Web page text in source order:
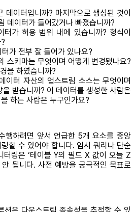
이터입니까? 마지막으로 생성된 것이
데이터가 들어갔거나 빠졌습니까?
가 허용 범위 내에 있습니까? 형식이
가 전부 잘 들어가 있나요?
키마는 무엇이며 어떻게 변경됐나요?
을 하였습니까?
터 자산의 업스트림 소스는 무엇이며
받습니까? 이 데이터를 생성한 사람은
하는 사람은 누구인가요?
행하려면 앞서 언급한 5개 요소를 중앙
할 수 있어야 합니다. 임시 쿼리나 단순
링은 ‘테이블 Y의 필드 X 값이 오늘 Z
됩니다. 사전 예방을 궁극적인 목표로